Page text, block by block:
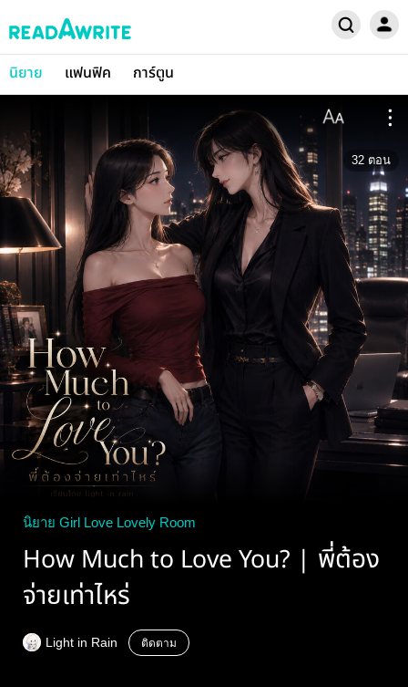
นิยาย แฟนฟิค การ์ตูน
32 ตอน
นิยาย Girl Love Lovely Room
How Much to Love You? | พี่ต้อง
จ่ายเท่าไหร่
Light in Rain ติดตาม